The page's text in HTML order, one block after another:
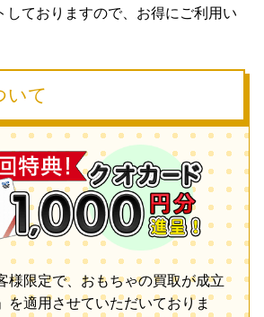
しておりますので、お得にご利用い
いて
様限定で、おもちゃの買取が成立
を適用させていただいておりま